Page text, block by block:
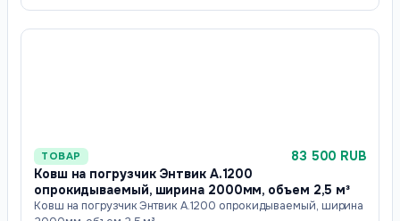
ТОВАР
83 500 RUB
Ковш на погрузчик Энтвик А.1200
опрокидываемый, ширина 2000мм, объем 2,5 м³
Ковш на погрузчик Энтвик А.1200 опрокидываемый, ширина